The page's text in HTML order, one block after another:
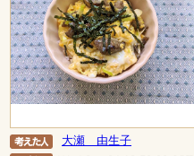
大瀬 由生子